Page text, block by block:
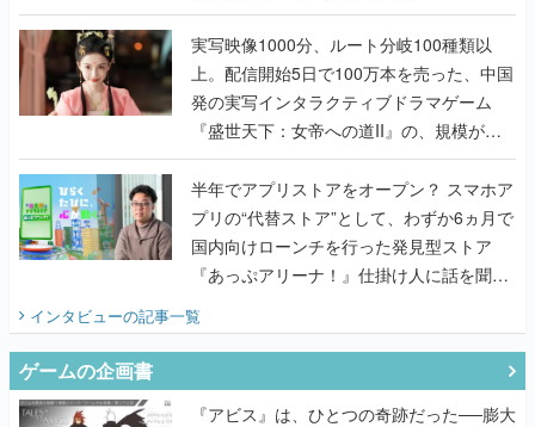
『TATSUJIN EXTREME』で初タッグを組
んだレジェンド2人に訊く開発秘話
実写映像1000分、ルート分岐100種類以
上。配信開始5日で100万本を売った、中国
発の実写インタラクティブドラマゲーム
『盛世天下：女帝への道II』の、規模が違
うこだわりをプロデューサーに聞いた
半年でアプリストアをオープン？ スマホア
プリの“代替ストア”として、わずか6ヵ月で
国内向けローンチを行った発見型ストア
『あっぷアリーナ！』仕掛け人に話を聞い
インタビューの記事一覧
ゲームの企画書
『アビス』は、ひとつの奇跡だった──膨大